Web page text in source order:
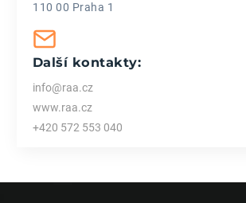
110 00 Praha 1
Další kontakty:
info@raa.cz
www.raa.cz
+420 572 553 040